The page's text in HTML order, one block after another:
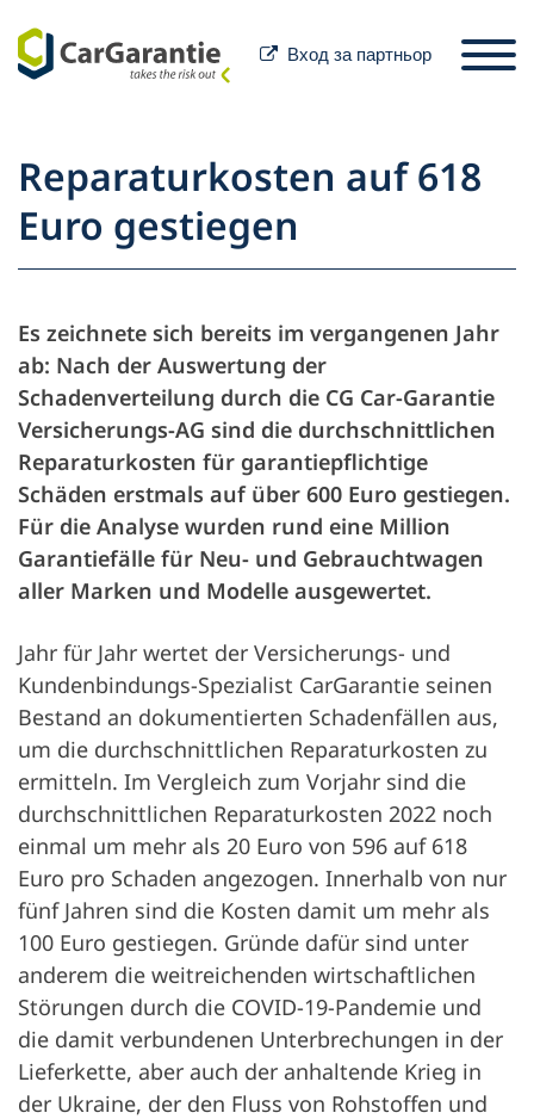
Вход за партньор
Партньори
Притежател на
превозното средство
Сервизно обслужване и
помощ
Партньори
Притежател на превозното
Фирма
Reparaturkosten auf 618
Euro gestiegen
Es zeichnete sich bereits im vergangenen Jahr
ab: Nach der Auswertung der
Schadenverteilung durch die CG Car-Garantie
Versicherungs-AG sind die durchschnittlichen
Reparaturkosten für garantiepflichtige
Schäden erstmals auf über 600 Euro gestiegen.
Für die Analyse wurden rund eine Million
Garantiefälle für Neu- und Gebrauchtwagen
aller Marken und Modelle ausgewertet.
Jahr für Jahr wertet der Versicherungs- und
Kundenbindungs-Spezialist CarGarantie seinen
Bestand an dokumentierten Schadenfällen aus,
um die durchschnittlichen Reparaturkosten zu
ermitteln. Im Vergleich zum Vorjahr sind die
durchschnittlichen Reparaturkosten 2022 noch
einmal um mehr als 20 Euro von 596 auf 618
Euro pro Schaden angezogen. Innerhalb von nur
fünf Jahren sind die Kosten damit um mehr als
100 Euro gestiegen. Gründe dafür sind unter
anderem die weitreichenden wirtschaftlichen
Störungen durch die COVID-19-Pandemie und
die damit verbundenen Unterbrechungen in der
Lieferkette, aber auch der anhaltende Krieg in
der Ukraine, der den Fluss von Rohstoffen und